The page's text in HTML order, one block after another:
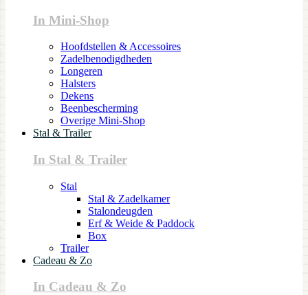
In Mini-Shop
Hoofdstellen & Accessoires
Zadelbenodigdheden
Longeren
Halsters
Dekens
Beenbescherming
Overige Mini-Shop
Stal & Trailer
In Stal & Trailer
Stal
Stal & Zadelkamer
Stalondeugden
Erf & Weide & Paddock
Box
Trailer
Cadeau & Zo
In Cadeau & Zo